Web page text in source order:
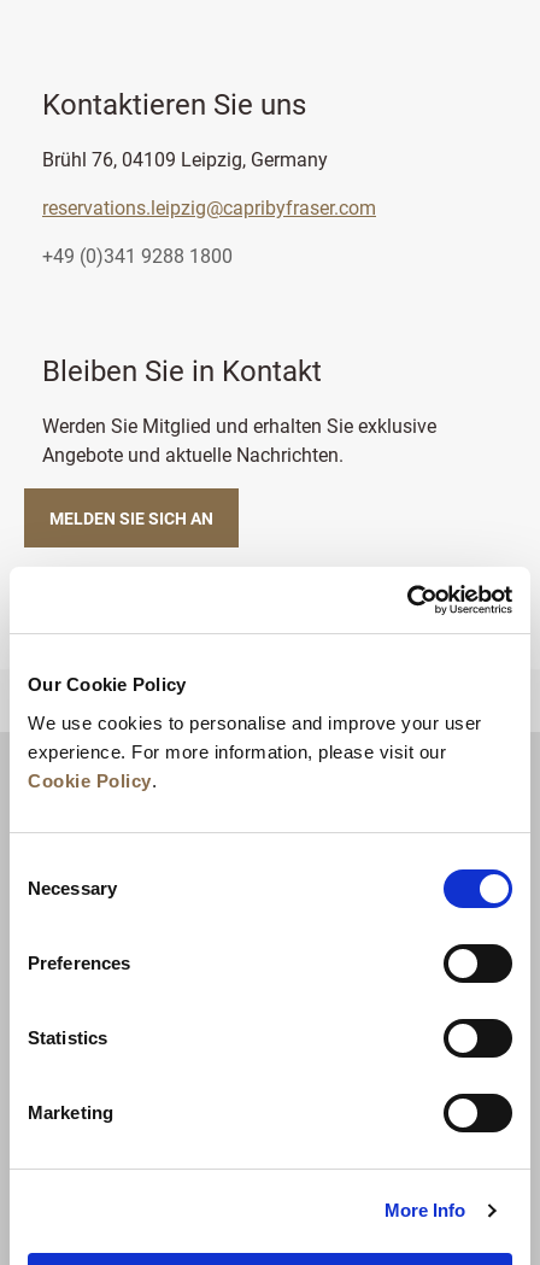
Our Cookie Policy
We use cookies to personalise and improve your user
experience. For more information, please visit our
Cookie Policy.
Selection
Necessary
Preferences
Statistics
Marketing
More Info
Kontaktieren Sie uns
Brühl 76, 04109 Leipzig, Germany
reservations.leipzig@capribyfraser.com
+49 (0)341 9288 1800
Bleiben Sie in Kontakt
Werden Sie Mitglied und erhalten Sie exklusive
Angebote und aktuelle Nachrichten.
MELDEN SIE SICH AN
Neuigkeiten